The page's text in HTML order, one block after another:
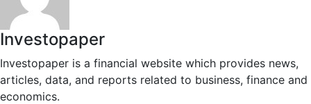
Investopaper
Investopaper is a financial website which provides news,
articles, data, and reports related to business, finance and
economics.